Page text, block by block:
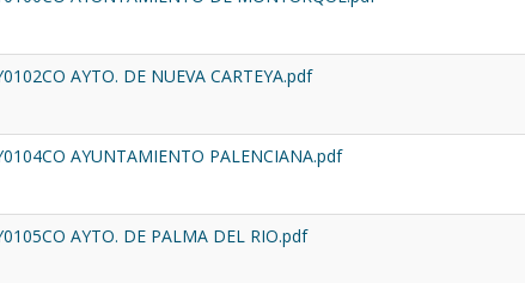
AYTO. DE NUEVA CARTEYA.pdf
AYUNTAMIENTO PALENCIANA.pdf
AYTO. DE PALMA DEL RIO.pdf